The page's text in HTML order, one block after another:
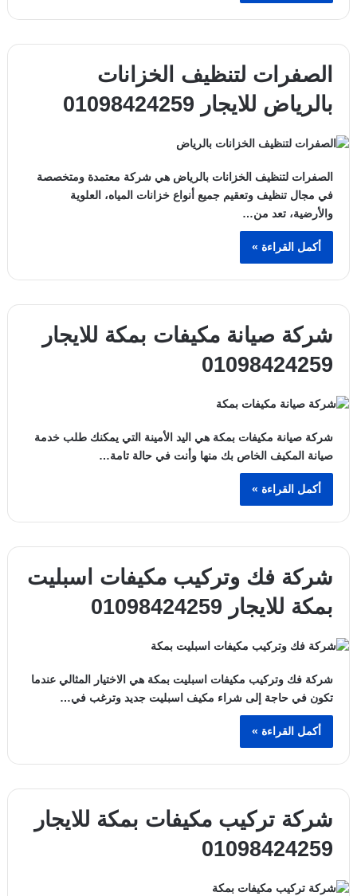
الصفرات لتنظيف الخزانات
بالرياض للايجار 01098424259
الصفرات لتنظيف الخزانات بالرياض هي شركة معتمدة ومتخصصة
في مجال تنظيف وتعقيم جميع أنواع خزانات المياه، العلوية
والأرضية، تعد من…
أكمل القراءة »
شركة صيانة مكيفات بمكة للايجار
01098424259
شركة صيانة مكيفات بمكة هي اليد الأمينة التي يمكنك طلب خدمة
صيانة المكيف الخاص بك منها وأنت في حالة تامة…
أكمل القراءة »
شركة فك وتركيب مكيفات اسبليت
بمكة للايجار 01098424259
شركة فك وتركيب مكيفات اسبليت بمكة هي الاختيار المثالي عندما
تكون في حاجة إلى شراء مكيف اسبليت جديد وترغب في…
أكمل القراءة »
شركة تركيب مكيفات بمكة للايجار
01098424259